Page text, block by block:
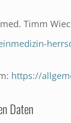
Timm
https://
Daten